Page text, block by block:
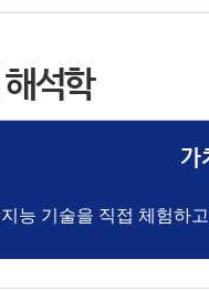
석학
가
능 기술을 직접 체험하